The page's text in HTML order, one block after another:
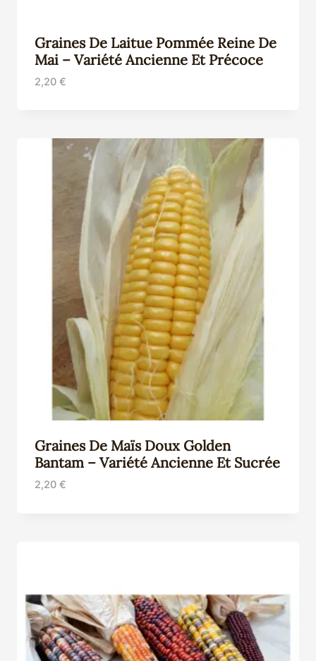
Graines De Laitue Pommée Reine De
Mai – Variété Ancienne Et Précoce
2,20 €
Graines De Maïs Doux Golden
Bantam – Variété Ancienne Et Sucrée
2,20 €